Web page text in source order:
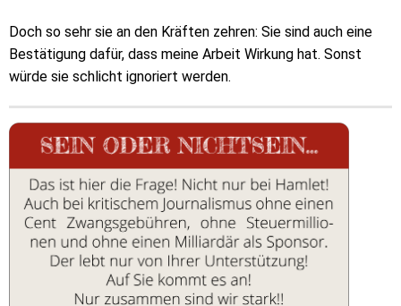
Doch so sehr sie an den Kräften zehren: Sie sind auch eine
Bestätigung dafür, dass meine Arbeit Wirkung hat. Sonst
würde sie schlicht ignoriert werden.